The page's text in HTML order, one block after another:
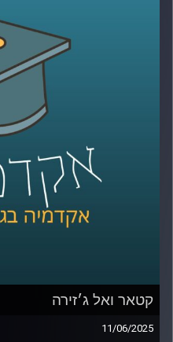
קטאר ואל ג׳זירה
11/06/2025